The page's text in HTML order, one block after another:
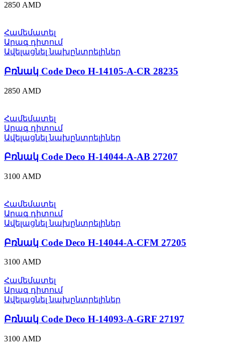
2850 AMD
Համեմատել
Արագ դիտում
Ավելացնել նախընտրելիներ
Բռնակ Code Deco H-14105-A-CR 28235
2850 AMD
Համեմատել
Արագ դիտում
Ավելացնել նախընտրելիներ
Բռնակ Code Deco H-14044-A-AB 27207
3100 AMD
Համեմատել
Արագ դիտում
Ավելացնել նախընտրելիներ
Բռնակ Code Deco H-14044-A-CFM 27205
3100 AMD
Համեմատել
Արագ դիտում
Ավելացնել նախընտրելիներ
Բռնակ Code Deco H-14093-A-GRF 27197
3100 AMD